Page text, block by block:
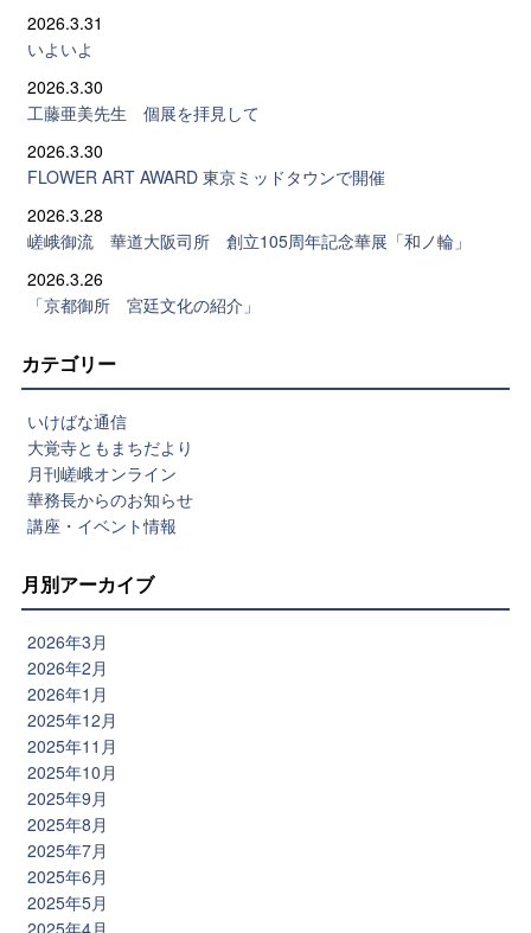
2026.3.31
いよいよ
2026.3.30
工藤亜美先生 個展を拝見して
2026.3.30
FLOWER ART AWARD 東京ミッドタウンで開催
2026.3.28
嵯峨御流 華道大阪司所 創立105周年記念華展「和ノ輪」
2026.3.26
「京都御所 宮廷文化の紹介」
カテゴリー
いけばな通信
大覚寺ともまちだより
月刊嵯峨オンライン
華務長からのお知らせ
講座・イベント情報
月別アーカイブ
2026年3月
2026年2月
2026年1月
2025年12月
2025年11月
2025年10月
2025年9月
2025年8月
2025年7月
2025年6月
2025年5月
2025年4月